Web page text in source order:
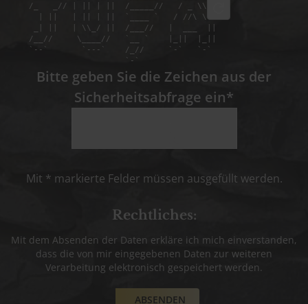
/_   _// | || | ||  /_____//   / _ \\
   | ||   | || | ||  `____ `   / //\ \\
  _| ||   | \\_/ ||  /___//   |  ___  ||
/__//     \____//   `__ `    |_||  |_||
`--`       `---`    /_//     `-`   `-`
Bitte geben Sie die Zeichen aus der
Sicherheitsabfrage ein*
Mit * markierte Felder müssen ausgefüllt werden.
Rechtliches:
Mit dem Absenden der Daten erkläre ich mich einverstanden,
dass die von mir eingegebenen Daten zur weiteren
Verarbeitung elektronisch gespeichert werden.